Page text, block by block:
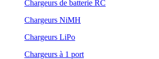
Chargeurs de batterie RC
Chargeurs NiMH
Chargeurs LiPo
Chargeurs à 1 port